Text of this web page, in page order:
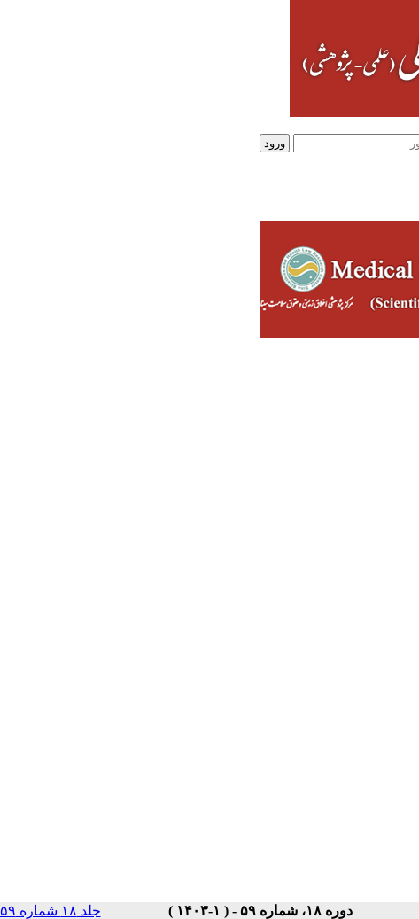
دوره ۱۸، شماره ۵۹ - ( ۱-۱۴۰۳ ) جلد ۱۸ شماره ۵۹ صفحات ۱۰۱۵-۱۰۰۳